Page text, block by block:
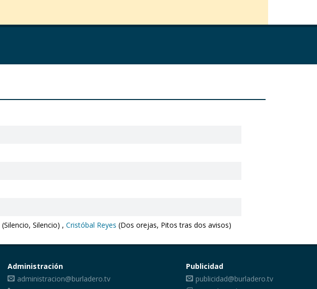
(Silencio, Silencio) , Cristóbal Reyes (Dos orejas, Pitos tras dos avisos)
Administración
administracion@burladero.tv
Publicidad
publicidad@burladero.tv